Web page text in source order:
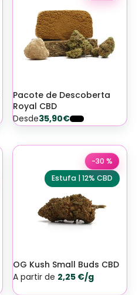
Pacote de Descoberta
Royal CBD
Desde35,90€
Estufa | 12% CBD
-30 %
OG Kush Small Buds CBD
A partir de 2,25 €/g